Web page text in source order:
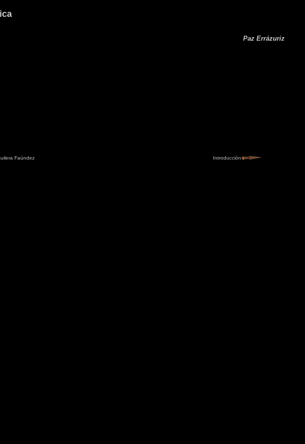
Paz Errázuriz
Faúndez Introducción